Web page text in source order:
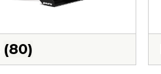
(80)